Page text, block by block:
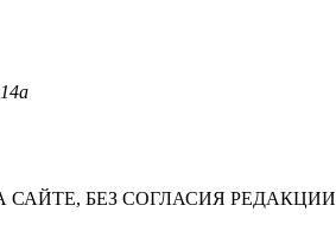
БЕЗ СОГЛАСИЯ РЕДАКЦИИ